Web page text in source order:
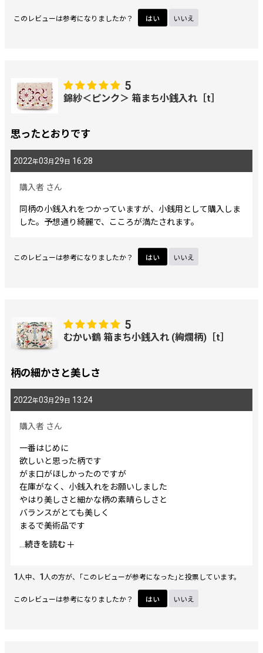
このレビューは参考になりましたか？ はい いいえ
5
錦紗＜ピンク＞ 箱まち小銭入れ［t］
思ったとおりです
2022年03月 29日 16:28
購入者 さん
同柄の小銭入れをつかっていますが、小銭用として購入しま
した。予想通り綺麗で、こころが満たされます。
このレビューは参考になりましたか？ はい いいえ
5
むかい鶴 箱まち小銭入れ (絢爛柄)［t］
柄の細かさと美しさ
2022年03月 29日 13:24
購入者 さん
一番はじめに
欲しいと思った柄です
がま口がほしかったのですが
在庫がなく、小銭入れをお願いしました
やはり美しさと細かな柄の素晴らしさと
バランスがとても美しく
まるで美術品です
自分の誕生日にプレゼントとして
注文しました。
思います
続きを読む
1人中、 1人の方が、｢このレビューが参考になった｣と投票しています。
このレビューは参考になりましたか？ はい いいえ